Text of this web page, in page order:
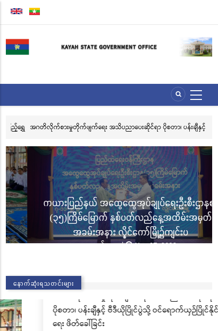
Skip
content
အဂတိလိုက်စားမှုတိုက်ဖျက်ရေး အသိပညာပေးဆိုင်ရာ ပိုစတာ၊ ပန်းချီနှင့်
ကယားပြည်နယ် အထွေထွေအုပ်ချုပ်ရေးဦးစီးဌာန၏
(၃၅)ကြိမ်မြောက် နှစ်ပတ်လည်နေ့အထိမ်းအမှတ်
အခမ်းအနား လွိုင်ကော်မြို့၌ကျင်းပ
သတင်းများ| Nov 07, 2023
နောက်ဆုံးရသတင်းများ
04/06/25
အဂတိလိုက်စားမှုတိုက်ဖျက်ရေး အသိပညာပေးဆိုင်ရာ
ပိုစတာ၊ ပန်းချီနှင့် ဗီဒီယိုပြိုင်ပွဲသို့ ဝင်ရောက်ယှဉ်ပြိုင်နိုင်
ရေး ဖိတ်ခေါ်ခြင်း